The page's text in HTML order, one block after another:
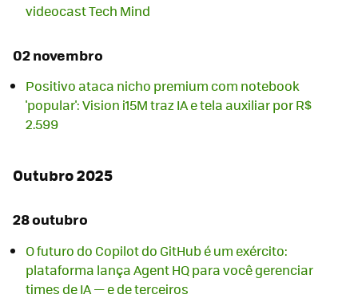
videocast Tech Mind
02 novembro
Positivo ataca nicho premium com notebook
'popular': Vision i15M traz IA e tela auxiliar por R$
2.599
Outubro 2025
28 outubro
O futuro do Copilot do GitHub é um exército:
plataforma lança Agent HQ para você gerenciar
times de IA — e de terceiros